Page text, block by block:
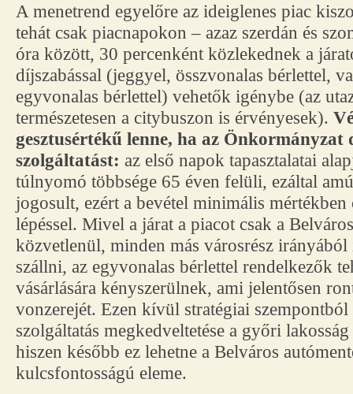
A menetrend egyelőre az ideiglenes piac
tehát csak piacnapokon – azaz szerdán és
óra között, 30 percenként közlekednek a
díjszabással (jeggyel, összvonalas bérlettel,
egyvonalas bérlettel) vehetők igénybe (az
természetesen a citybuszon is érvényesek).
gesztusértékű lenne, ha az Önkormányzat
szolgáltatást: az első napok tapasztalatai
túlnyomó többsége 65 éven felüli, ezáltal
jogosult, ezért a bevétel minimális mértékben
lépéssel. Mivel a járat a piacot csak a
közvetlenül, minden más városrész
szállni, az egyvonalas bérlettel rendelkezők
vásárlására kényszerülnek, ami jelentősen
vonzerejét. Ezen kívül stratégiai
szolgáltatás megkedveltetése a győri
hiszen később ez lehetne a Belváros
kulcsfontosságú eleme.